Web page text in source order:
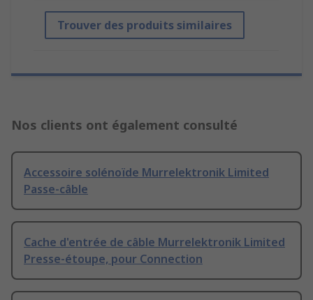
Trouver des produits similaires
Nos clients ont également consulté
Accessoire solénoïde Murrelektronik Limited
Passe-câble
Cache d'entrée de câble Murrelektronik Limited
Presse-étoupe, pour Connection